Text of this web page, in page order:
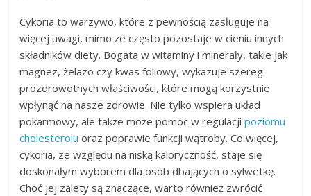
Cykoria to warzywo, które z pewnością zasługuje na
więcej uwagi, mimo że często pozostaje w cieniu innych
składników diety. Bogata w witaminy i minerały, takie jak
magnez, żelazo czy kwas foliowy, wykazuje szereg
prozdrowotnych właściwości, które mogą korzystnie
wpłynąć na nasze zdrowie. Nie tylko wspiera układ
pokarmowy, ale także może pomóc w regulacjipoziomu
cholesterolu oraz poprawie funkcji wątroby. Co więcej,
cykoria, ze względu na niską kaloryczność, staje się
doskonałym wyborem dla osób dbających o sylwetkę.
Choć jej zalety są znaczące, warto również zwrócić